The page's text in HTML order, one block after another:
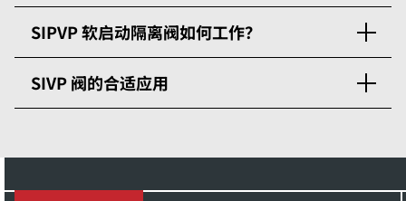
SIPVP 软启动隔离阀如何工作？
SIVP 阀的合适应用